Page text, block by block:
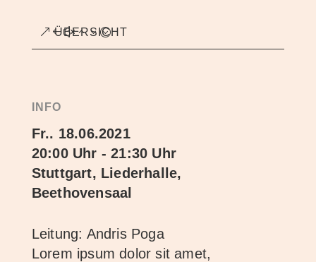
ÜBERSICHT
INFO
Fr.. 18.06.2021
20:00 Uhr - 21:30 Uhr
Stuttgart, Liederhalle,
Beethovensaal
Leitung: Andris Poga
Lorem ipsum dolor sit amet,